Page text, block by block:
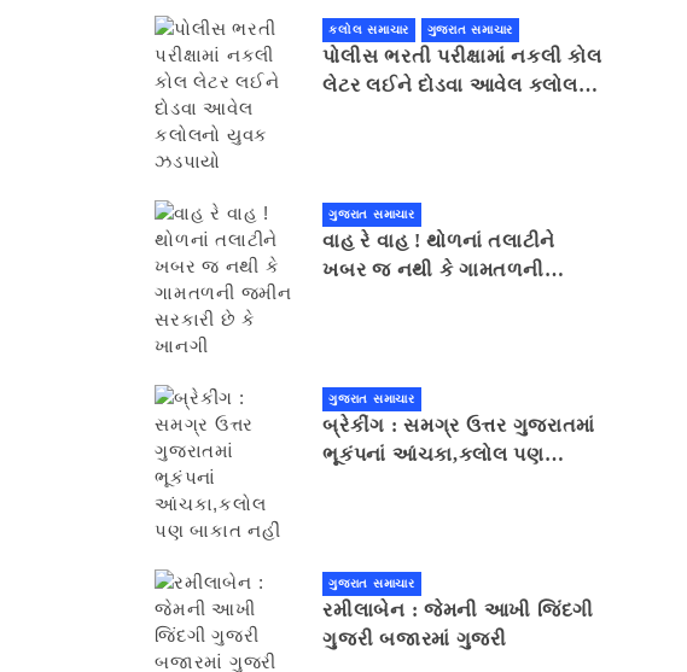
કલોલ સમાચાર ગુજરાત સમાચાર
પોલીસ ભરતી પરીક્ષામાં નકલી કોલ
લેટર લઈને દોડવા આવેલ કલોલનો
ગુજરાત સમાચાર
વાહ રે વાહ ! થોળનાં તલાટીને
ખબર જ નથી કે ગામતળની
ગુજરાત સમાચાર
બ્રેકીંગ : સમગ્ર ઉત્તર ગુજરાતમાં
ભૂકંપનાં આંચકા,કલોલ પણ
ગુજરાત સમાચાર
રમીલાબેન : જેમની આખી જિંદગી
ગુજરી બજારમાં ગુજરી